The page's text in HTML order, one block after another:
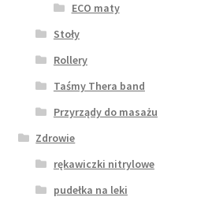
ECO maty
Stoły
Rollery
Taśmy Thera band
Przyrządy do masażu
Zdrowie
rękawiczki nitrylowe
pudełka na leki